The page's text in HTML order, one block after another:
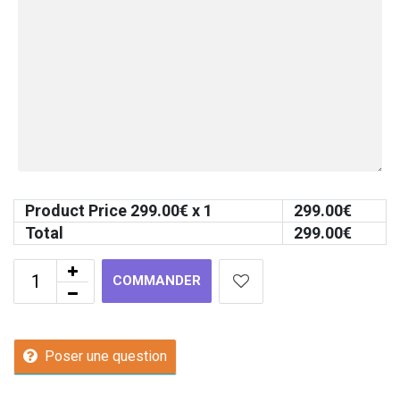
Product Price 299.00€ x 1 299.00€
Total
299.00€
COMMANDER
Poser une question